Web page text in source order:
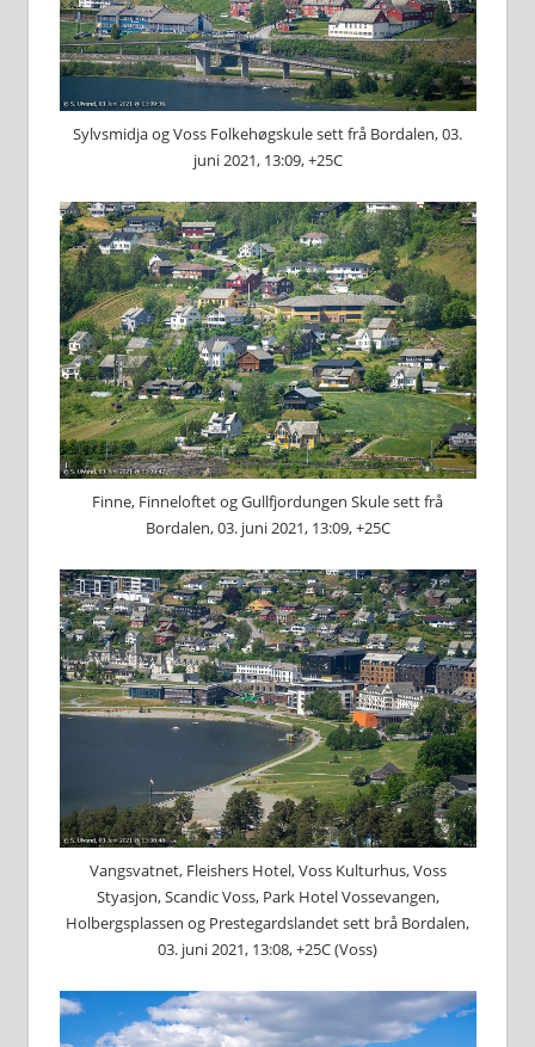
Sylvsmidja og Voss Folkehøgskule sett frå Bordalen, 03.
juni 2021, 13:09, +25C
Finne, Finneloftet og Gullfjordungen Skule sett frå
Bordalen, 03. juni 2021, 13:09, +25C
Vangsvatnet, Fleishers Hotel, Voss Kulturhus, Voss
Styasjon, Scandic Voss, Park Hotel Vossevangen,
Holbergsplassen og Prestegardslandet sett brå Bordalen,
03. juni 2021, 13:08, +25C (Voss)